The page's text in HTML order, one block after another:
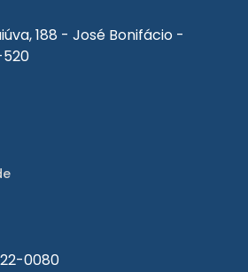
188 - José Bonifácio -
520
0080